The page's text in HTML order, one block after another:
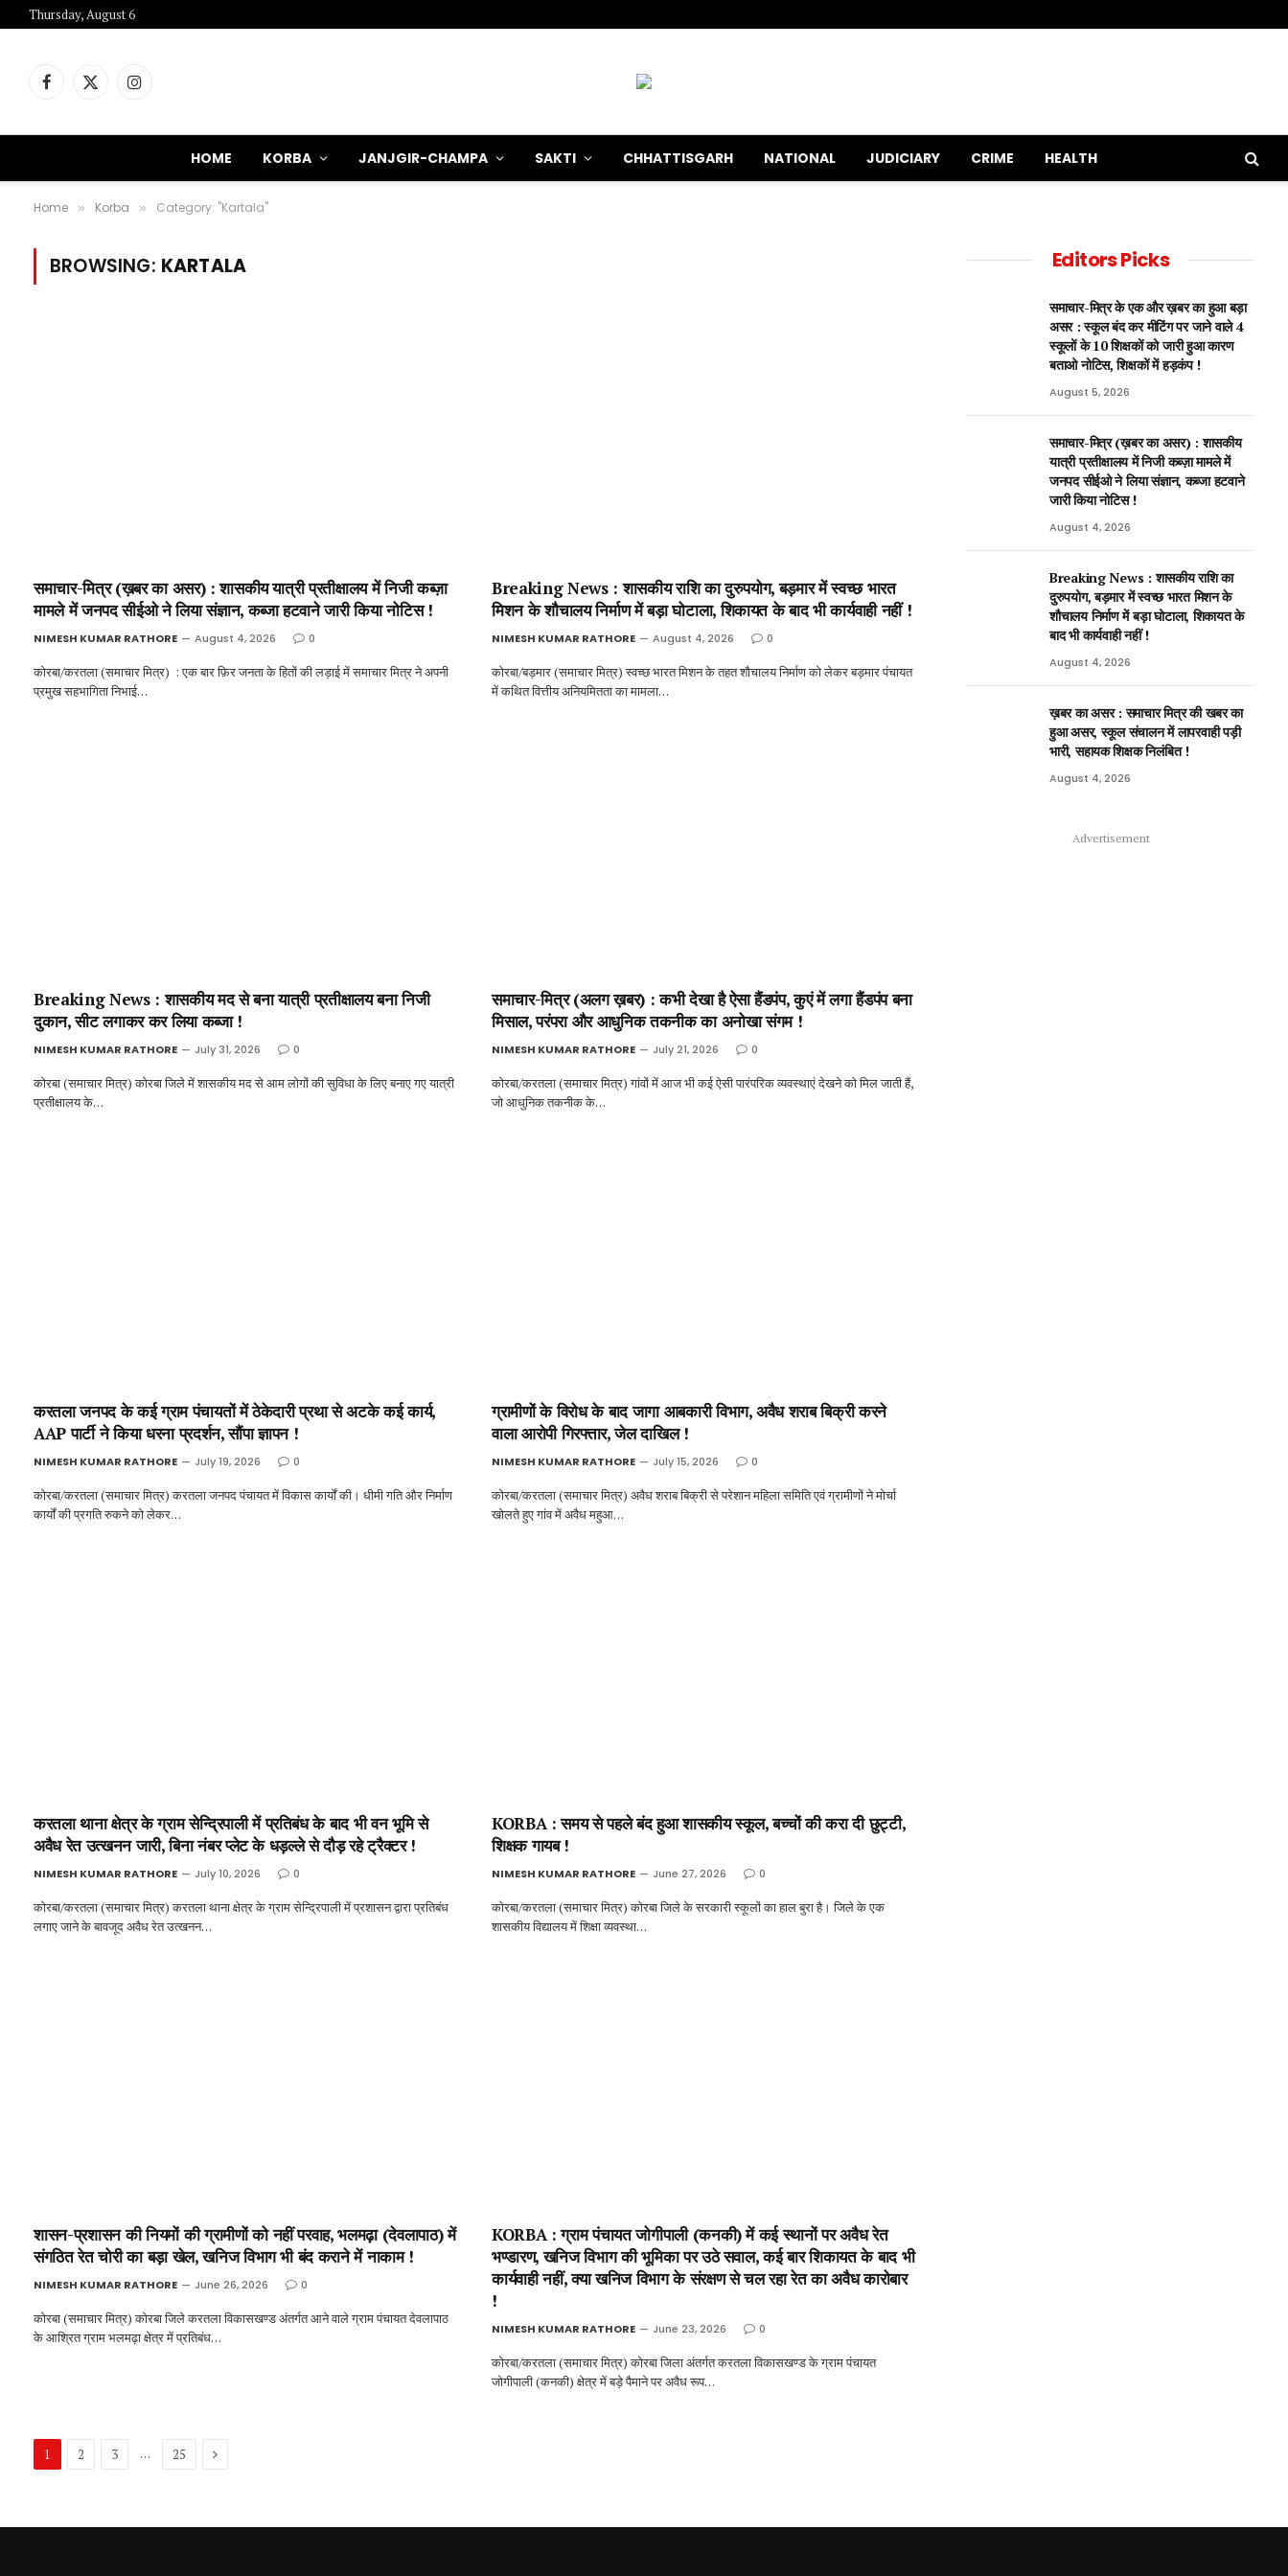
Thursday, August 6
Facebook
X
Instagram
HOME KORBA JANJGIR-CHAMPA SAKTI CHHATTISGARH NATIONAL JUDICIARY CRIME HEALTH
Home » Korba » Category: "Kartala"
BROWSING: KARTALA
समाचार-मित्र (ख़बर का असर) : शासकीय यात्री प्रतीक्षालय में निजी कब्ज़ा
मामले में जनपद सीईओ ने लिया संज्ञान, कब्जा हटवाने जारी किया नोटिस !
NIMESH KUMAR RATHORE August 4, 2026 0
कोरबा/करतला (समाचार मित्र) : एक बार फ़िर जनता के हितों की लड़ाई में समाचार मित्र ने अपनी
प्रमुख सहभागिता निभाई…
Breaking News : शासकीय राशि का दुरुपयोग, बड़मार में स्वच्छ भारत
मिशन के शौचालय निर्माण में बड़ा घोटाला, शिकायत के बाद भी कार्यवाही नहीं !
NIMESH KUMAR RATHORE August 4, 2026 0
कोरबा/बड़मार (समाचार मित्र) स्वच्छ भारत मिशन के तहत शौचालय निर्माण को लेकर बड़मार पंचायत
में कथित वित्तीय अनियमितता का मामला…
Breaking News : शासकीय मद से बना यात्री प्रतीक्षालय बना निजी
दुकान, सीट लगाकर कर लिया कब्जा !
NIMESH KUMAR RATHORE July 31, 2026 0
कोरबा (समाचार मित्र) कोरबा जिले में शासकीय मद से आम लोगों की सुविधा के लिए बनाए गए यात्री
प्रतीक्षालय के…
समाचार-मित्र (अलग ख़बर) : कभी देखा है ऐसा हैंडपंप, कुएं में लगा हैंडपंप बना
मिसाल, परंपरा और आधुनिक तकनीक का अनोखा संगम !
NIMESH KUMAR RATHORE July 21, 2026 0
कोरबा/करतला (समाचार मित्र) गांवों में आज भी कई ऐसी पारंपरिक व्यवस्थाएं देखने को मिल जाती हैं,
जो आधुनिक तकनीक के…
करतला जनपद के कई ग्राम पंचायतों में ठेकेदारी प्रथा से अटके कई कार्य,
AAP पार्टी ने किया धरना प्रदर्शन, सौंपा ज्ञापन !
NIMESH KUMAR RATHORE July 19, 2026 0
कोरबा/करतला (समाचार मित्र) करतला जनपद पंचायत में विकास कार्यों की। धीमी गति और निर्माण
कार्यों की प्रगति रुकने को लेकर…
ग्रामीणों के विरोध के बाद जागा आबकारी विभाग, अवैध शराब बिक्री करने
वाला आरोपी गिरफ्तार, जेल दाखिल !
NIMESH KUMAR RATHORE July 15, 2026 0
कोरबा/करतला (समाचार मित्र) अवैध शराब बिक्री से परेशान महिला समिति एवं ग्रामीणों ने मोर्चा
खोलते हुए गांव में अवैध महुआ…
करतला थाना क्षेत्र के ग्राम सेन्द्रिपाली में प्रतिबंध के बाद भी वन भूमि से
अवैध रेत उत्खनन जारी, बिना नंबर प्लेट के धड़ल्ले से दौड़ रहे ट्रैक्टर !
NIMESH KUMAR RATHORE July 10, 2026 0
कोरबा/करतला (समाचार मित्र) करतला थाना क्षेत्र के ग्राम सेन्द्रिपाली में प्रशासन द्वारा प्रतिबंध
लगाए जाने के बावजूद अवैध रेत उत्खनन…
KORBA : समय से पहले बंद हुआ शासकीय स्कूल, बच्चों की करा दी छुट्टी,
शिक्षक गायब !
NIMESH KUMAR RATHORE June 27, 2026 0
कोरबा/करतला (समाचार मित्र) कोरबा जिले के सरकारी स्कूलों का हाल बुरा है। जिले के एक
शासकीय विद्यालय में शिक्षा व्यवस्था…
शासन-प्रशासन की नियमों की ग्रामीणों को नहीं परवाह, भलमढ़ा (देवलापाठ) में
संगठित रेत चोरी का बड़ा खेल, खनिज विभाग भी बंद कराने में नाकाम !
NIMESH KUMAR RATHORE June 26, 2026 0
कोरबा (समाचार मित्र) कोरबा जिले करतला विकासखण्ड अंतर्गत आने वाले ग्राम पंचायत देवलापाठ
के आश्रित ग्राम भलमढ़ा क्षेत्र में प्रतिबंध…
KORBA : ग्राम पंचायत जोगीपाली (कनकी) में कई स्थानों पर अवैध रेत
भण्डारण, खनिज विभाग की भूमिका पर उठे सवाल, कई बार शिकायत के बाद भी
कार्यवाही नहीं, क्या खनिज विभाग के संरक्षण से चल रहा रेत का अवैध कारोबार
!
NIMESH KUMAR RATHORE June 23, 2026 0
कोरबा/करतला (समाचार मित्र) कोरबा जिला अंतर्गत करतला विकासखण्ड के ग्राम पंचायत
जोगीपाली (कनकी) क्षेत्र में बड़े पैमाने पर अवैध रूप…
1 2 3 … 25 Next
Editors Picks
समाचार-मित्र के एक और ख़बर का हुआ बड़ा
असर : स्कूल बंद कर मीटिंग पर जाने वाले 4
स्कूलों के 10 शिक्षकों को जारी हुआ कारण
बताओ नोटिस, शिक्षकों में हड़कंप !
August 5, 2026
समाचार-मित्र (ख़बर का असर) : शासकीय
यात्री प्रतीक्षालय में निजी कब्ज़ा मामले में
जनपद सीईओ ने लिया संज्ञान, कब्जा हटवाने
जारी किया नोटिस !
August 4, 2026
Breaking News : शासकीय राशि का
दुरुपयोग, बड़मार में स्वच्छ भारत मिशन के
शौचालय निर्माण में बड़ा घोटाला, शिकायत के
बाद भी कार्यवाही नहीं !
August 4, 2026
ख़बर का असर : समाचार मित्र की खबर का
हुआ असर, स्कूल संचालन में लापरवाही पड़ी
भारी, सहायक शिक्षक निलंबित !
August 4, 2026
Advertisement